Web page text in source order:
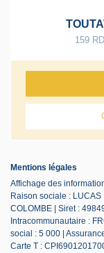
159
Mentions légales
Affichage des
Raison sociale :
COLOMBE | Siret :
Intracommunautaire :
social : 5 000 |
Carte T :